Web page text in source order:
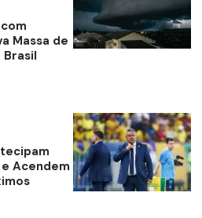
Massa de
Brasil
e Acendem